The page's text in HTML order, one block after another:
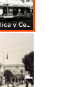
Hotel Sierra de Alica y Centro de costura Singer